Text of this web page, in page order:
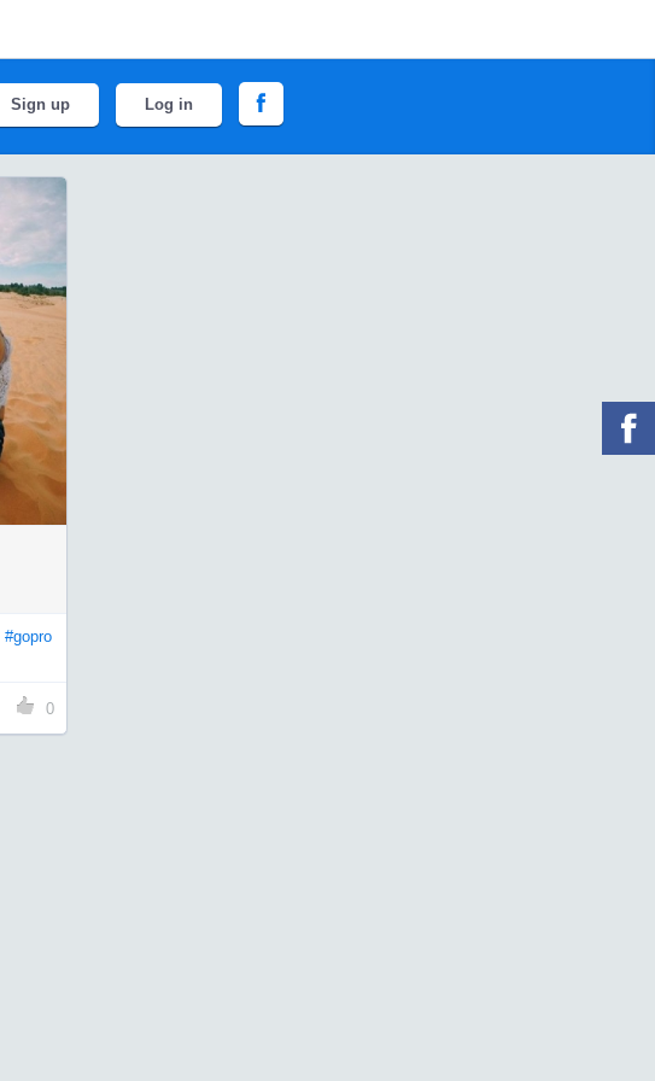
Sign up Log in
#gopro
0